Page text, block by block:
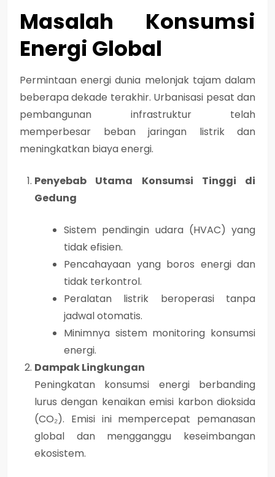
Masalah Konsumsi
Energi Global
Permintaan energi dunia melonjak tajam dalam
beberapa dekade terakhir. Urbanisasi pesat dan
pembangunan infrastruktur telah
memperbesar beban jaringan listrik dan
meningkatkan biaya energi.
Penyebab Utama Konsumsi Tinggi di
Gedung
Sistem pendingin udara (HVAC) yang
tidak efisien.
Pencahayaan yang boros energi dan
tidak terkontrol.
Peralatan listrik beroperasi tanpa
jadwal otomatis.
Minimnya sistem monitoring konsumsi
energi.
Dampak Lingkungan
Peningkatan konsumsi energi berbanding
lurus dengan kenaikan emisi karbon dioksida
(CO₂). Emisi ini mempercepat pemanasan
global dan mengganggu keseimbangan
ekosistem.